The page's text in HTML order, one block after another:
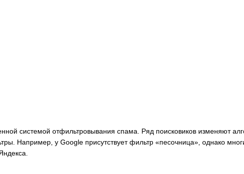
системой отфильтровывания спама. Ряд поисковиков изменяют
Например, у Google присутствует фильтр «песочница», однако